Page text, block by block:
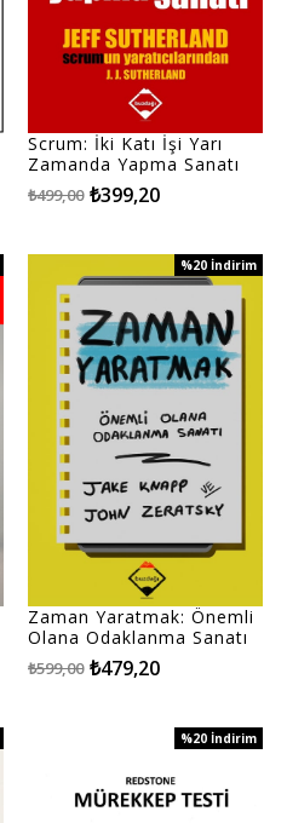
Scrum: İki Katı İşi Yarı
Zamanda Yapma Sanatı
₺399,20
₺499,00
Zaman Yaratmak: Önemli
Olana Odaklanma Sanatı
₺479,20
₺599,00
%20 İndirim
%20İndirim
%20 İndirim